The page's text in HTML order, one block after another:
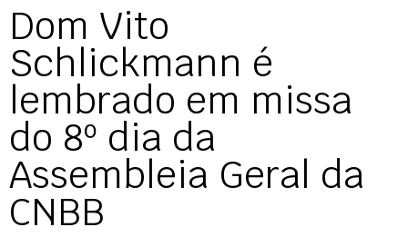
Dom Vito
Schlickmann é
lembrado em missa
do 8º dia da
Assembleia Geral da
CNBB